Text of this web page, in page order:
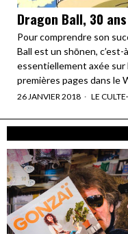
Dragon Ball, 30
Pour comprendre son
Ball est un shōnen,
essentiellement axée sur
premières pages dans le
26 JANVIER 2018 LE CULTE·